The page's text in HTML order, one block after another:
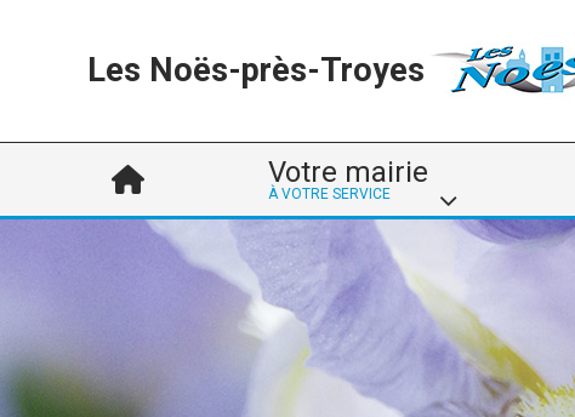
Les Noës-près-Troyes
Votre mairie
À VOTRE SERVICE